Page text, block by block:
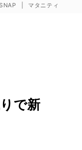
SNAP マタニティ
で新